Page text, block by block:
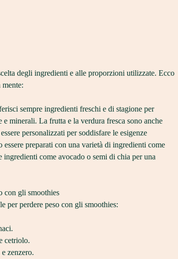
sempre ingredienti freschi e di stagione per
minerali. La frutta e la verdura fresca sono anche
personalizzati per soddisfare le esigenze
preparati con una varietà di ingredienti come
come avocado o semi di chia per una
con gli smoothies
per perdere peso con gli smoothies:
cetriolo.
zenzero.